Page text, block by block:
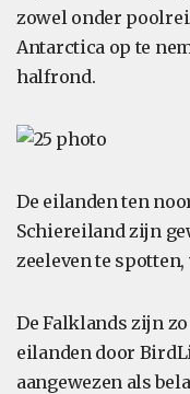
zowel onder
Antarctica op te
halfrond.
De eilanden ten
Schiereiland zijn
zeeleven te
De Falklands zijn
eilanden door
aangewezen als